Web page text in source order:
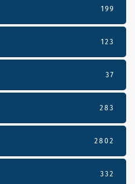
199
123
37
283
2802
332